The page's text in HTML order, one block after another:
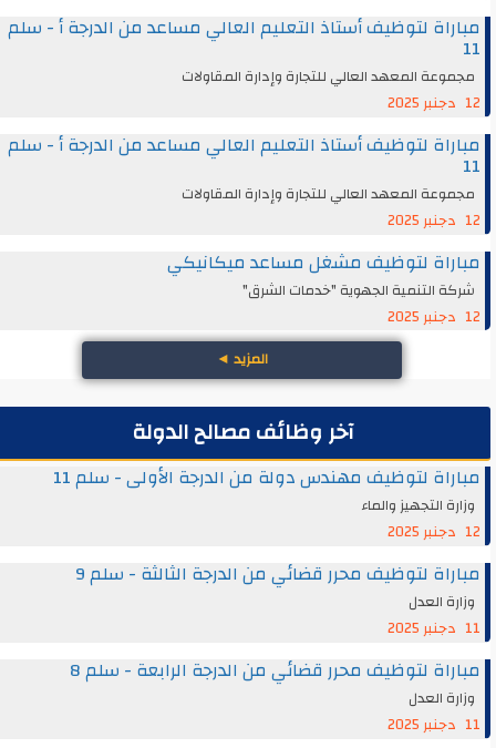
مباراة لتوظيف أستاذ التعليم العالي مساعد من الدرجة أ - سلم
11
مجموعة المعهد العالي للتجارة وإدارة المقاولات
12 دجنبر 2025
مباراة لتوظيف أستاذ التعليم العالي مساعد من الدرجة أ - سلم
11
مجموعة المعهد العالي للتجارة وإدارة المقاولات
12 دجنبر 2025
مباراة لتوظيف مشغل مساعد ميكانيكي
شركة التنمية الجهوية "خدمات الشرق"
12 دجنبر 2025
المزيد◄
آخر وظائف مصالح الدولة
مباراة لتوظيف مهندس دولة من الدرجة الأولى - سلم 11
وزارة التجهيز والماء
12 دجنبر 2025
مباراة لتوظيف محرر قضائي من الدرجة الثالثة - سلم 9
وزارة العدل
11 دجنبر 2025
مباراة لتوظيف محرر قضائي من الدرجة الرابعة - سلم 8
وزارة العدل
11 دجنبر 2025